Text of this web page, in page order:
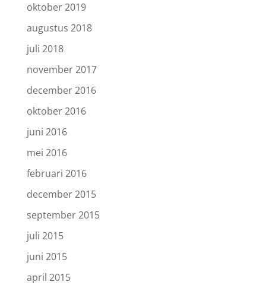
oktober 2019
augustus 2018
juli 2018
november 2017
december 2016
oktober 2016
juni 2016
mei 2016
februari 2016
december 2015
september 2015
juli 2015
juni 2015
april 2015